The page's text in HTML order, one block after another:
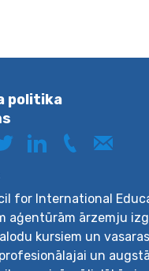
politika
for International
aģentūrām ārzemju
kursiem un
un